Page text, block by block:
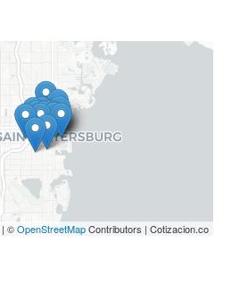
| ©OpenStreetMapContributors | Cotizacion.co